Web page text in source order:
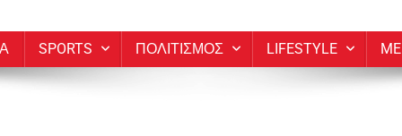
SPORTS ΠΟΛΙΤΙΣΜΟΣ LIFESTYLE